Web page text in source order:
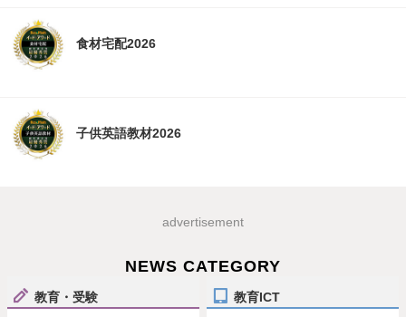
食材宅配2026
子供英語教材2026
advertisement
NEWS CATEGORY
教育・受験 教育ICT